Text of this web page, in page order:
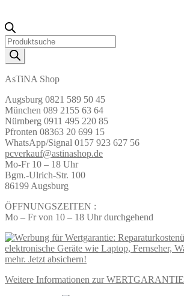
Products
search
AsTiNA Shop
Augsburg 0821 589 50 45
München 089 2155 63 64
Nürnberg 0911 495 220 85
Pfronten 08363 20 699 15
WhatsApp/Signal 0157 923 627 56
pcverkauf@astinashop.de
Mo-Fr 10 – 18 Uhr
Bgm.-Ulrich-Str. 100
86199 Augsburg
ÖFFNUNGSZEITEN :
Mo – Fr von 10 – 18 Uhr durchgehend
Weitere Informationen zur WERTGARANTIE